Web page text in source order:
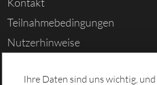
Teilnahmebedingungen
Nutzerhinweise
Cookies löschen
Ihre Daten sind uns wichtig,